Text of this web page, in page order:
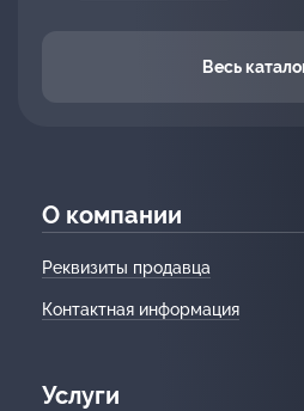
Весь
О компании
Реквизиты продавца
Контактная информация
Услуги